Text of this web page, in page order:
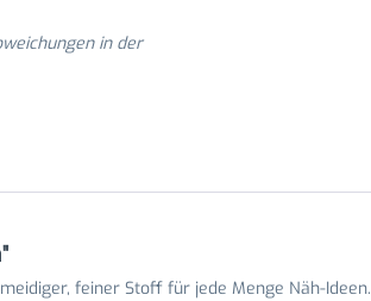
in der
feiner Stoff für jede Menge Näh-Ideen.